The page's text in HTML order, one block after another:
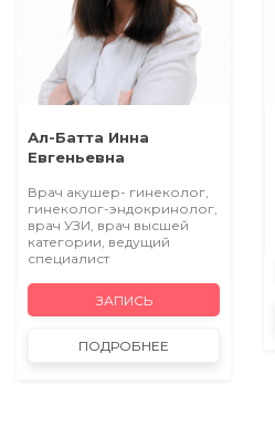
Ал-Батта Инна
Евгеньевна
Врач акушер- гинеколог,
гинеколог-эндокринолог,
врач УЗИ, врач высшей
категории, ведущий
специалист
ЗАПИСЬ
ПОДРОБНЕЕ